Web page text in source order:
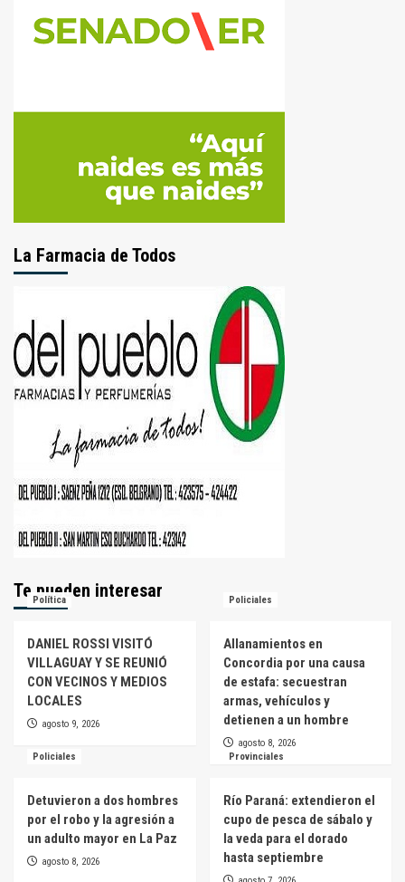
La Farmacia de Todos
Te pueden interesar
Política
DANIEL ROSSI VISITÓ
VILLAGUAY Y SE REUNIÓ
CON VECINOS Y MEDIOS
LOCALES
agosto 9, 2026
Policiales
Allanamientos en
Concordia por una causa
de estafa: secuestran
armas, vehículos y
detienen a un hombre
agosto 8, 2026
Policiales
Detuvieron a dos hombres
por el robo y la agresión a
un adulto mayor en La Paz
agosto 8, 2026
Provinciales
Río Paraná: extendieron el
cupo de pesca de sábalo y
la veda para el dorado
hasta septiembre